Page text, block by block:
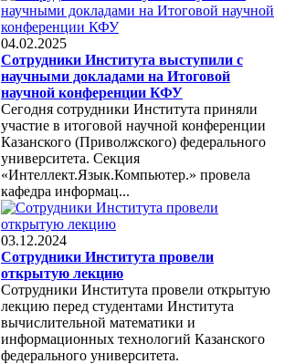
04.02.2025
Сотрудники Института выступили с
научными докладами на Итоговой
научной конференции КФУ
Сегодня сотрудники Института приняли
участие в итоговой научной конференции
Казанского (Приволжского) федерального
университета. Секция
«Интеллект.Язык.Компьютер.» провела
кафедра информац...
03.12.2024
Сотрудники Института провели
открытую лекцию
Сотрудники Института провели открытую
лекцию перед студентами Института
вычислительной математики и
информационных технологий Казанского
федерального университета.